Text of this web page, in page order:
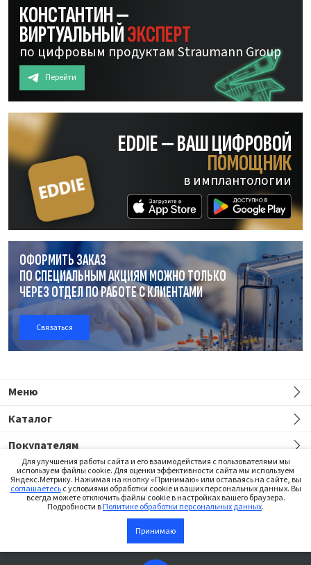
Сообщитьо появлении
КОНСТАНТИН —
ВИРТУАЛЬНЫЙЭКСПЕРТ
по цифровым продуктам Straumann Group
Перейти
EDDIE — ВАШ ЦИФРОВОЙ
ПОМОЩНИК
в имплантологии
ОФОРМИТЬ ЗАКАЗ
ПО СПЕЦИАЛЬНЫМ АКЦИЯМ МОЖНО ТОЛЬКО
ЧЕРЕЗ ОТДЕЛПО РАБОТЕС КЛИЕНТАМИ
Связаться
Меню
Каталог
Покупателям
Сайт предназначен только для медицинских работников
©2026 Institut Straumann AG
Для улучшения работы сайта и его взаимодействия с пользователями мы
используем файлы cookie. Для оценки эффективности сайта мы используем
Яндекс.Метрику. Нажимая на кнопку «Принимаю» или оставаясь на сайте, вы
соглашаетесьс условиями обработки cookie и ваших персональных данных. Вы
всегда можете отключить файлы cookie в настройках вашего браузера.
Подробности вПолитике обработки персональных данных.
Принимаю